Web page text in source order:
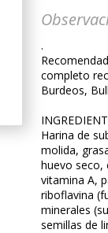
.
completo
Burdeos,
Harina de
molida,
huevo seco,
vitamina A,
riboflavina
minerales
semillas de